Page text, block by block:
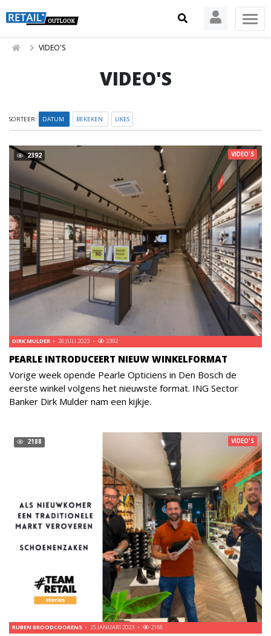
VIDEO'S
VIDEO'S
SORTEER: DATUM BEKEKEN LIKES
2392
PEARLE INTRODUCEERT NIEUW WINKELFORMAT
DIRK MULDER 26 JULI 2023 2392
VIDEO'S
Vorige week opende Pearle Opticiens in Den Bosch de
eerste winkel volgens het nieuwste format. ING Sector
Banker Dirk Mulder nam een kijkje.
2188
RUBEN BROODCOORENS 25 JANUARI 2023 2188
VIDEO'S